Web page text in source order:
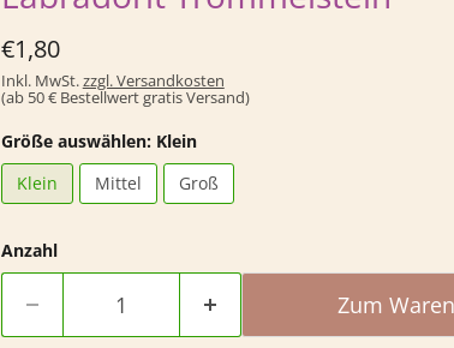
Derzeitiger Preis
€1,80
Inkl. MwSt.zzgl. Versandkosten
(ab 50 € Bestellwert gratis Versand)
Größe auswählen: Klein
Klein
Mittel Groß
Anzahl
Zum